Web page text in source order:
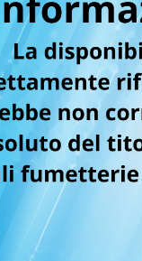
Queer e la
il mese
memorabile
06/2026 — Ultimo
Star Comics
di
queer, per